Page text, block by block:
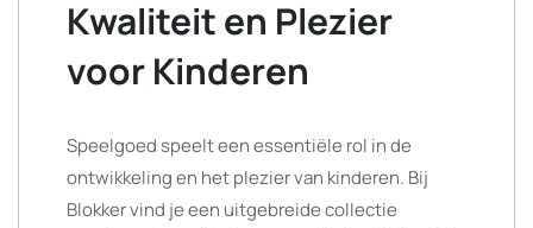
Kwaliteit en Plezier
voor Kinderen
Speelgoed speelt een essentiële rol in de
ontwikkeling en het plezier van kinderen. Bij
Blokker vind je een uitgebreide collectie